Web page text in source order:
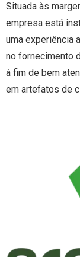
Situada às
empresa está
uma experiência
no fornecimento
à fim de bem
em artefatos de